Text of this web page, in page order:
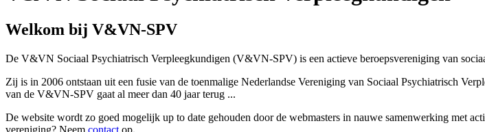
Welkom bij V&VN-SPV
De V&VN Sociaal Psychiatrisch Verpleegkundigen (V&VN-SPV) is een actieve beroepsvereniging van
Zij is in 2006 ontstaan uit een fusie van de toenmalige Nederlandse Vereniging van Sociaal Psychiatrisch
van de V&VN-SPV gaat al meer dan 40 jaar terug ...
De website wordt zo goed mogelijk up to date gehouden door de webmasters in nauwe samenwerking met